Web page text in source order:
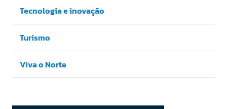
Tecnologia e inovação
Turismo
Viva o Norte